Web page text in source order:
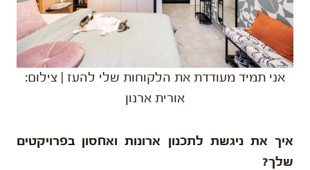
אני תמיד מעודדת את הלקוחות שלי להעז | צילום:
אורית ארנון
איך את ניגשת לתכנון ארונות ואחסון בפרויקטים
שלך?